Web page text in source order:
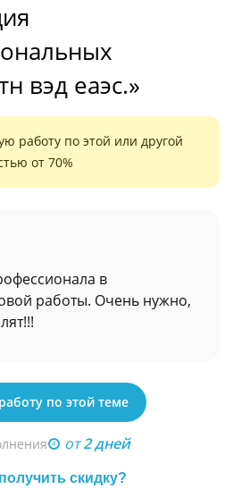
вэд еаэс.»
работу по этой или другой
от 70%
в
работы. Очень нужно,
по этой теме
от2 дней
скидку?